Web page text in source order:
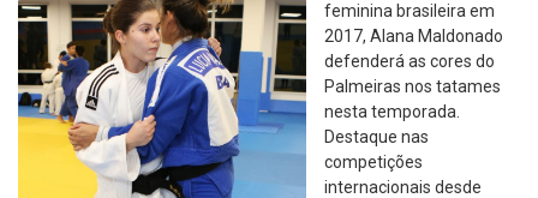
feminina brasileira em
2017, Alana Maldonado
defenderá as cores do
Palmeiras nos tatames
nesta temporada.
Destaque nas
competições
internacionais desde